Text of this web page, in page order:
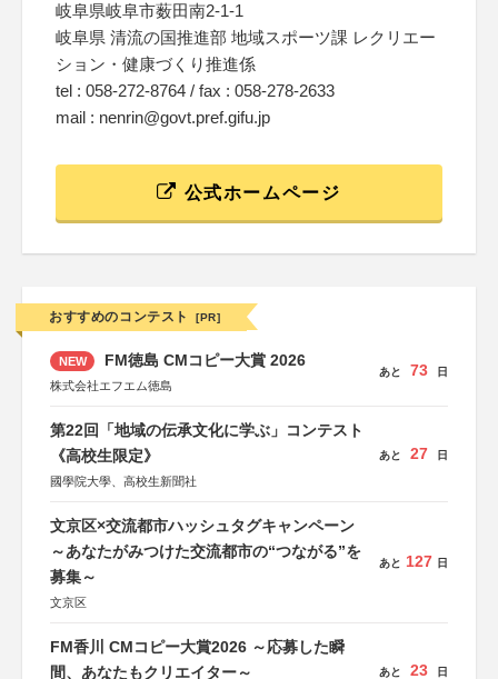
岐阜県岐阜市薮田南2-1-1
岐阜県 清流の国推進部 地域スポーツ課 レクリエー
ション・健康づくり推進係
tel : 058-272-8764 / fax : 058-278-2633
mail : nenrin@govt.pref.gifu.jp
公式ホームページ
おすすめのコンテスト [PR]
NEW FM徳島 CMコピー大賞 2026
株式会社エフエム徳島
あと 73 日
第22回「地域の伝承文化に学ぶ」コンテスト
《高校生限定》
國學院大學、高校生新聞社
あと 27 日
文京区×交流都市ハッシュタグキャンペーン
～あなたがみつけた交流都市の“つながる”を
募集～
文京区
あと 127 日
FM香川 CMコピー大賞2026 ～応募した瞬
間、あなたもクリエイター～
あと 23 日